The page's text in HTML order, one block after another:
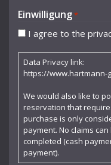
Durme Jef van
Egk Werner
Enescu George
Felicie Hüni-
Feuermann Emanuel
Finke Fidelio
Einwilligung*
I agree to the
Data Privacy link:
https://
We would also like to
reservation that
purchase is only
payment. No claims
completed (cash
payment).